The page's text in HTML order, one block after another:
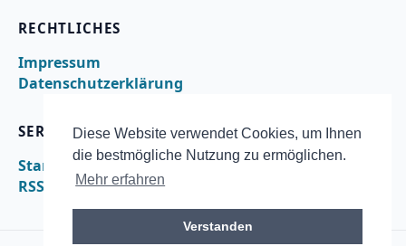
Diese Website verwendet Cookies, um Ihnen
die bestmögliche Nutzung zu ermöglichen.
Mehr erfahren
Verstanden
RECHTLICHES
Impressum
Datenschutzerklärung
SERVICE
Startseite
RSS